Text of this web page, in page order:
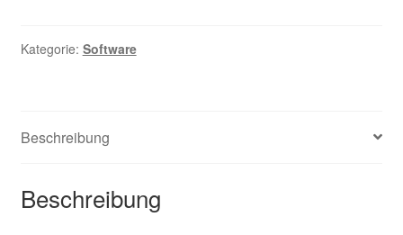
Kategorie: Software
Beschreibung
Beschreibung